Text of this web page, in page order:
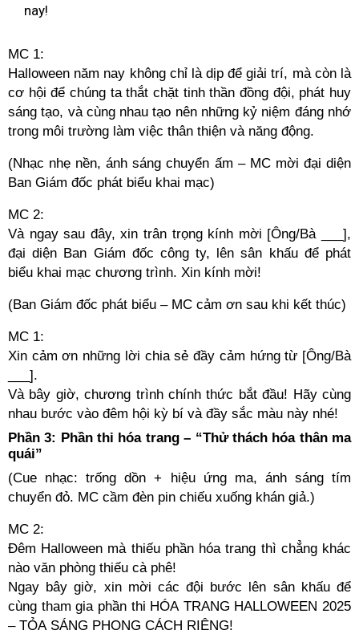
nay!
MC 1:
Halloween năm nay không chỉ là dịp để giải trí, mà còn là
cơ hội để chúng ta thắt chặt tinh thần đồng đội, phát huy
sáng tạo, và cùng nhau tạo nên những kỷ niệm đáng nhớ
trong môi trường làm việc thân thiện và năng động.
(Nhạc nhẹ nền, ánh sáng chuyển ấm – MC mời đại diện
Ban Giám đốc phát biểu khai mạc)
MC 2:
Và ngay sau đây, xin trân trọng kính mời [Ông/Bà ___],
đại diện Ban Giám đốc công ty, lên sân khấu để phát
biểu khai mạc chương trình. Xin kính mời!
(Ban Giám đốc phát biểu – MC cảm ơn sau khi kết thúc)
MC 1:
Xin cảm ơn những lời chia sẻ đầy cảm hứng từ [Ông/Bà
___].
Và bây giờ, chương trình chính thức bắt đầu! Hãy cùng
nhau bước vào đêm hội kỳ bí và đầy sắc màu này nhé!
Phần 3: Phần thi hóa trang – “Thử thách hóa thân ma
quái”
(Cue nhạc: trống dồn + hiệu ứng ma, ánh sáng tím
chuyển đỏ. MC cầm đèn pin chiếu xuống khán giả.)
MC 2:
Đêm Halloween mà thiếu phần hóa trang thì chẳng khác
nào văn phòng thiếu cà phê!
Ngay bây giờ, xin mời các đội bước lên sân khấu để
cùng tham gia phần thi HÓA TRANG HALLOWEEN 2025
– TỎA SÁNG PHONG CÁCH RIÊNG!